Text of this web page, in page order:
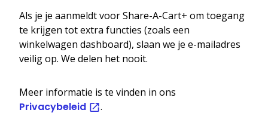
Als je je aanmeldt voor Share-A-Cart+ om toegang
te krijgen tot extra functies (zoals een
winkelwagen dashboard), slaan we je e-mailadres
veilig op. We delen het nooit.
Meer informatie is te vinden in ons
Privacybeleid .